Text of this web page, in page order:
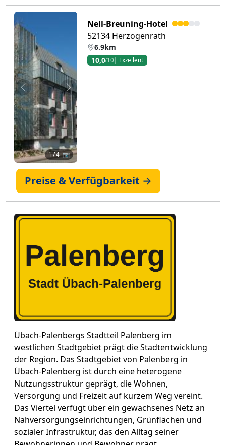
Zurück Weiter
1/ 4 📷
Nell-Breuning-Hotel
52134 Herzogenrath
6.9km
10,0/10 Exzellent
Preise & Verfügbarkeit →
Übach-Palenbergs Stadtteil Palenberg im
westlichen Stadtgebiet prägt die Stadtentwicklung
der Region. Das Stadtgebiet von Palenberg in
Übach-Palenberg ist durch eine heterogene
Nutzungsstruktur geprägt, die Wohnen,
Versorgung und Freizeit auf kurzem Weg vereint.
Das Viertel verfügt über ein gewachsenes Netz an
Nahversorgungseinrichtungen, Grünflächen und
sozialer Infrastruktur, das den Alltag seiner